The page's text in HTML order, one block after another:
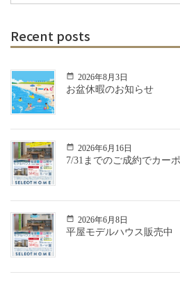
Recent posts
2026年8月3日
お盆休暇のお知らせ
2026年6月16日
7/31までのご成約でカー
2026年6月8日
平屋モデルハウス販売中